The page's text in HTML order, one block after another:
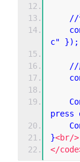
//
c" });
//
press
}<br/>
</